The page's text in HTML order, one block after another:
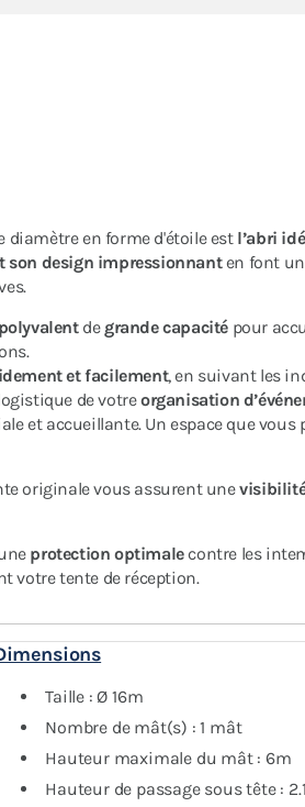
diamètre en forme d'étoile est l’abri
son design impressionnanten font
de grande capacité pour
et facilement, en suivant les
de votreorganisation
et accueillante. Un espace que vous
originale vous assurent une
protection optimalecontre les
votre tente de réception.
Taille : Ø 16m
Nombre de mât(s) : 1 mât
Hauteur maximale du mât : 6m
Hauteur de passage sous tête :